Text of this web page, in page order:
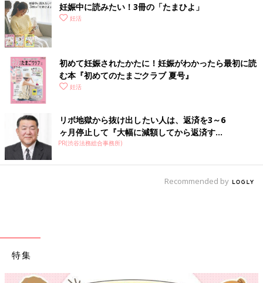
妊娠中に読みたい！3冊の「たまひよ」
妊活
初めて妊娠されたかたに！妊娠がわかったら最初に読
む本『初めてのたまごクラブ 夏号』
妊活
リボ地獄から抜け出したい人は、返済を3～6
ヶ月停止して『大幅に減額してから返済す...
PR(渋谷法務総合事務所)
Recommended by
特集